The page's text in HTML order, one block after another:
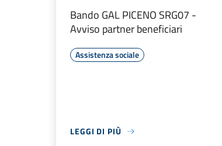
Bando GAL PICENO SRG07 -
Avviso partner beneficiari
Assistenza sociale
LEGGI DI PIÙ